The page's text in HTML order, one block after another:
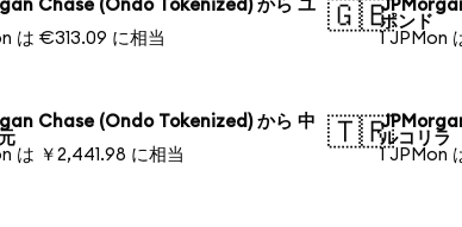
Chase (Ondo Tokenized) から ユ
は €313.09 に相当
🇬🇧ポンド
1 JPMon
Chase (Ondo Tokenized) から 中
は ￥2,441.98 に相当
🇹🇷ルコリラ
1 JPMon